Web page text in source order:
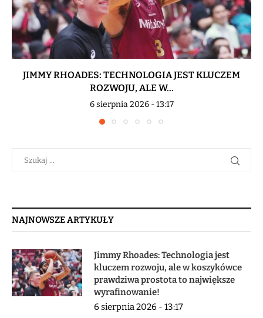
JIMMY RHOADES: TECHNOLOGIA JEST KLUCZEM
ROZWOJU, ALE W...
6 sierpnia 2026 - 13:17
NAJNOWSZE ARTYKUŁY
Jimmy Rhoades: Technologia jest
kluczem rozwoju, ale w koszykówce
prawdziwa prostota to największe
wyrafinowanie!
6 sierpnia 2026 - 13:17